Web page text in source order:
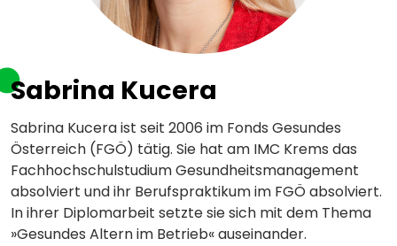
Sabrina Kucera
Sabrina Kucera ist seit 2006 im Fonds Gesundes
Österreich (FGÖ) tätig. Sie hat am IMC Krems das
Fachhochschulstudium Gesundheitsmanagement
absolviert und ihr Berufspraktikum im FGÖ absolviert.
In ihrer Diplomarbeit setzte sie sich mit dem Thema
»Gesundes Altern im Betrieb« auseinander.